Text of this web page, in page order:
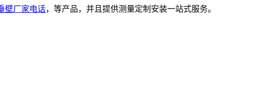
壁厂家电话，等产品，并且提供测量定制安装一站式服务。